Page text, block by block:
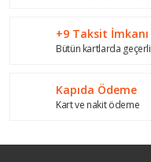
+9 Taksit İmkanı
Bütün kartlarda geçerli
Kapıda Ödeme
Kart ve nakit ödeme